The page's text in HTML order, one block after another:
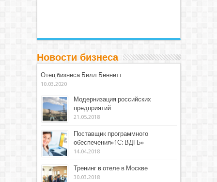
Новости бизнеса
Отец бизнеса Билл Беннетт
10.03.2020
Модернизация российских
предприятий
21.05.2018
Поставщик программного
обеспечения»1С: ВДГБ»
14.04.2018
Тренинг в отеле в Москве
30.03.2018